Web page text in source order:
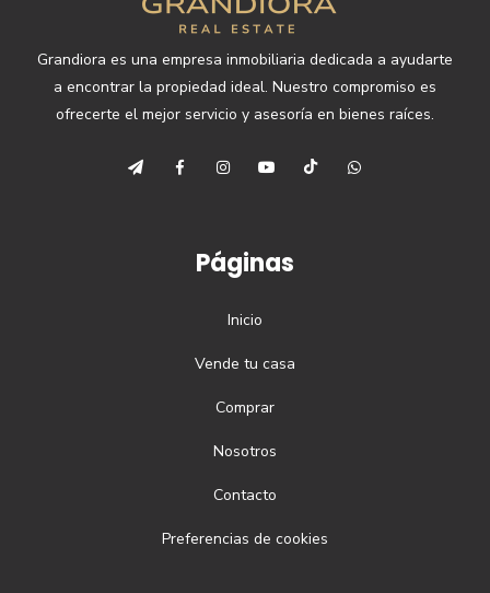
Grandiora es una empresa inmobiliaria dedicada a ayudarte
a encontrar la propiedad ideal. Nuestro compromiso es
ofrecerte el mejor servicio y asesoría en bienes raíces.
Páginas
Inicio
Vende tu casa
Comprar
Nosotros
Contacto
Preferencias de cookies